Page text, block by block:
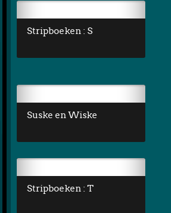
Stripboeken : S
Suske en Wiske
Stripboeken : T